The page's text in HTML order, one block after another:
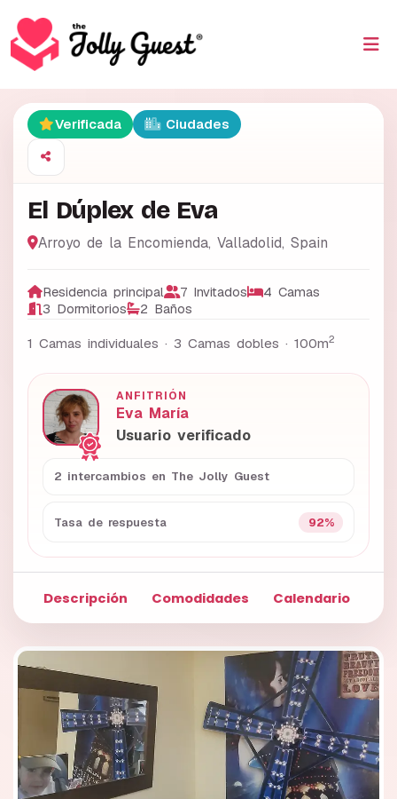
Verificada Ciudades
El Dúplex de Eva
Arroyo de la Encomienda, Valladolid, Spain
Residencia principal 7 Invitados
4 Camas
3 Dormitorios
2 Baños
1 Camas individuales · 3 Camas dobles · 100m2
ANFITRIÓN
Eva María
Usuario verificado
2 intercambios en The Jolly Guest
Tasa de respuesta 92%
Descripción Comodidades Calendario